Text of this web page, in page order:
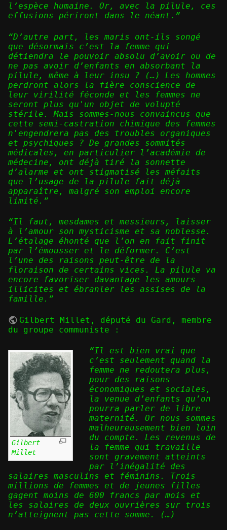
l’espèce humaine. Or, avec la pilule, ces
effusions périront dans le néant.”
“D’autre part, les maris ont-ils songé
que désormais c’est la femme qui
détiendra le pouvoir absolu d’avoir ou de
ne pas avoir d’enfants en absorbant la
pilule, même à leur insu ? (…) Les hommes
perdront alors la fière conscience de
leur virilité féconde et les femmes ne
seront plus qu'un objet de volupté
stérile. Mais sommes-nous convaincus que
cette semi-castration chimique des femmes
n'engendrera pas des troubles organiques
et psychiques ? De grandes sommités
médicales, en particulier l’académie de
médecine, ont déjà tiré la sonnette
d’alarme et ont stigmatisé les méfaits
que l’usage de la pilule fait déjà
apparaître, malgré son emploi encore
limité.”
“Il faut, mesdames et messieurs, laisser
à l’amour son mysticisme et sa noblesse.
L’étalage éhonté que l’on en fait finit
par l’émousser et le déformer. C’est
l’une des raisons peut-être de la
floraison de certains vices. La pilule va
encore favoriser davantage les amours
illicites et ébranler les assises de la
famille.”
Gilbert Millet , député du Gard, membre
du groupe communiste :
Gilbert
Millet
“Il est bien vrai que
c’est seulement quand la
femme ne redoutera plus,
pour des raisons
économiques et sociales,
la venue d’enfants qu’on
pourra parler de libre
maternité. Or nous sommes
malheureusement bien loin
du compte. Les revenus de
la femme qui travaille
sont gravement atteints
par l’inégalité des
salaires masculins et féminins. Trois
millions de femmes et de jeunes filles
gagent moins de 600 francs par mois et
les salaires de deux ouvrières sur trois
n’atteignent pas cette somme. (…)